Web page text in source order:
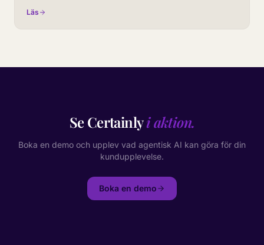
number covers and where it moves.
Läs
Se Certainlyi aktion.
Boka en demo och upplev vad agentisk AI kan göra för din
kundupplevelse.
Boka en demo